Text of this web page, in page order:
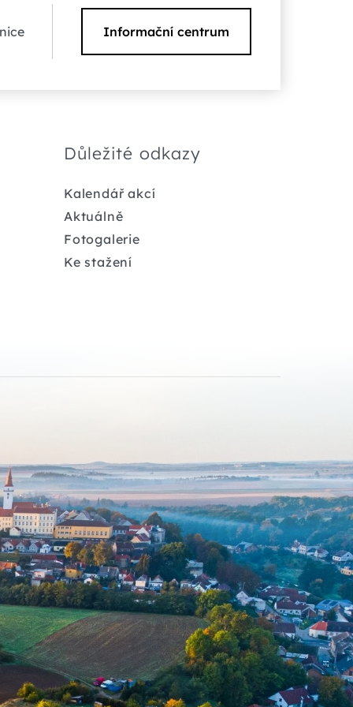
Informační centrum
Důležité odkazy
Kalendář akcí
Aktuálně
Fotogalerie
Ke stažení